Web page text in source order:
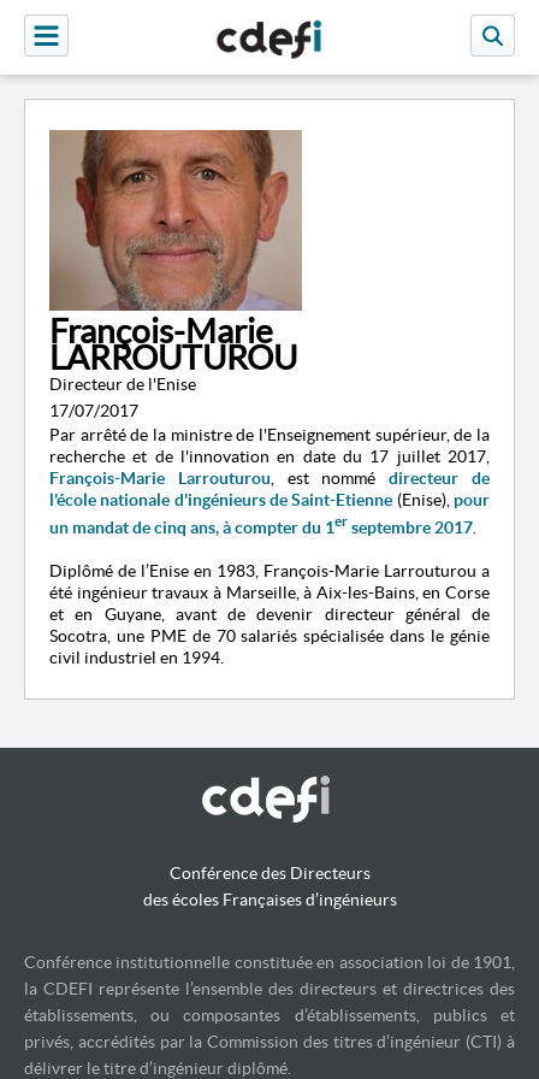
François-Marie
LARROUTUROU
Directeur de l'Enise
17/07/2017
Par arrêté de la ministre de l'Enseignement supérieur, de la
recherche et de l'innovation en date du 17 juillet 2017,
François-Marie Larrouturou , est nommédirecteur de
l'école nationale d'ingénieurs de Saint-Etienne (Enise), pour
un mandat de cinq ans, à compter du 1er septembre 2017
Diplômé de l’Enise en 1983, François-Marie Larrouturou a
été ingénieur travaux à Marseille, à Aix-les-Bains, en Corse
et en Guyane, avant de devenir directeur général de
Socotra, une PME de 70 salariés spécialisée dans le génie
civil industriel en 1994.
Conférence des Directeurs
des écoles Françaises d’ingénieurs
Conférence institutionnelle constituée en association loi de 1901,
la CDEFI représente l’ensemble des directeurs et directrices des
établissements, ou composantes d’établissements, publics et
privés, accrédités par la Commission des titres d’ingénieur (CTI) à
délivrer le titre d’ingénieur diplômé.